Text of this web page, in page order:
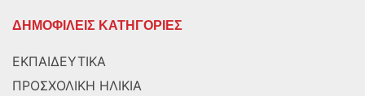
ΔΗΜΟΦΙΛΕΙΣ ΚΑΤΗΓΟΡΙΕΣ
ΕΚΠΑΙΔΕΥΤΙΚΑ
ΠΡΟΣΧΟΛΙΚΗ ΗΛΙΚΙΑ